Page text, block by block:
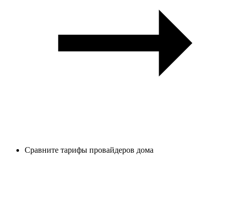
Сравните тарифы провайдеров дома